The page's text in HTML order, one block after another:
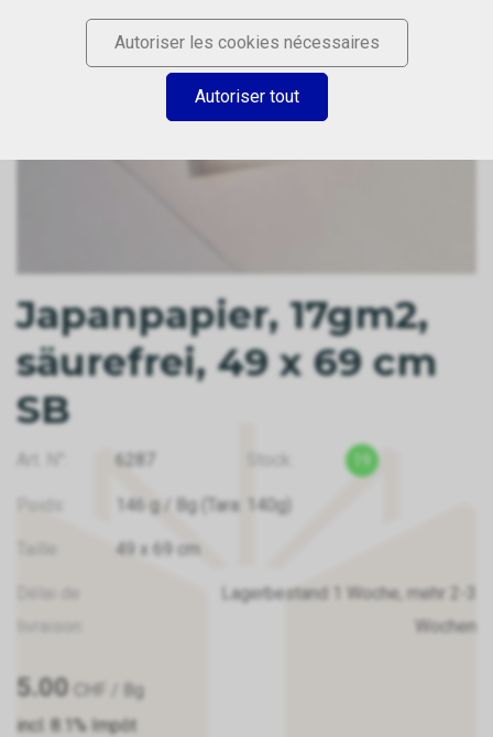
Japanpapier, 17gm2,
säurefrei, 49 x 69 cm
SB
6287
Poids: 146 g / Bg (Tara: 140g)
49 x 69 cm
Lagerbestand 1 Woche, mehr 2-3
Wochen
5.00 CHF
/ Bg
incl. 8.1% Impôt
Autoriser les cookies nécessaires
Autoriser tout